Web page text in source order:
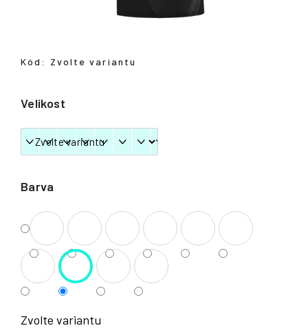
Barva
Velikost
Zvolte variantu
Kód: Zvolte variantu